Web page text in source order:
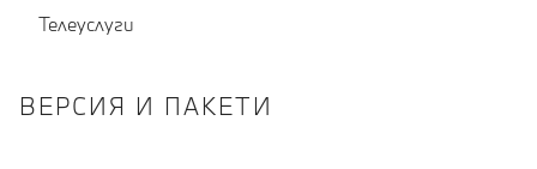
Телеуслуги
ВЕРСИЯ И ПАКЕТИ